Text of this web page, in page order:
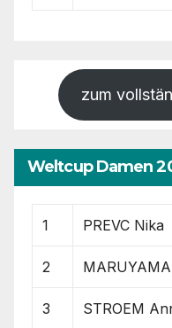
zum
Weltcup Damen
1 PREVC Nika
2
3 STROEM